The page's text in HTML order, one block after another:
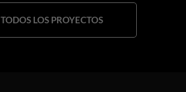
TODOS LOS PROYECTOS